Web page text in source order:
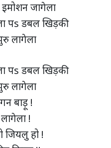
जागेला
पs डबल खिड़की
लागेला
पs डबल खिड़की
लागेला
बाड़ू !
!
जियलु हो !